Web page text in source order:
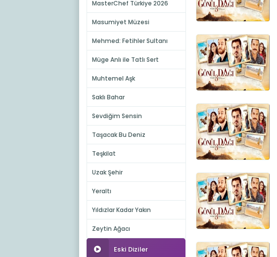
MasterChef Türkiye 2026
Masumiyet Müzesi
Mehmed: Fetihler Sultanı
Müge Anlı ile Tatlı Sert
Muhtemel Aşk
Saklı Bahar
Sevdiğim Sensin
Taşacak Bu Deniz
Teşkilat
Uzak Şehir
Yeraltı
Yıldızlar Kadar Yakın
Zeytin Ağacı
Eski Diziler